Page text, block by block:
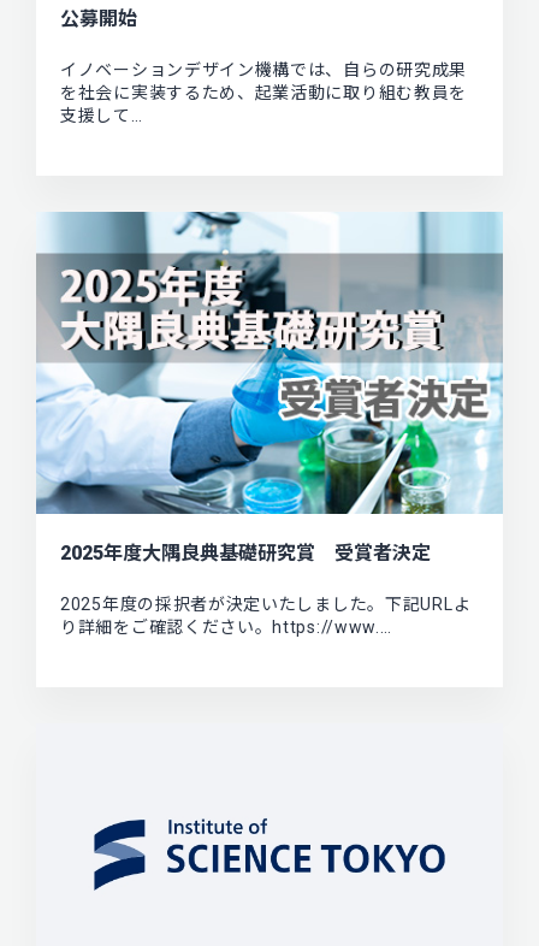
公募開始
イノベーションデザイン機構では、自らの研究成果
を社会に実装するため、起業活動に取り組む教員を
支援して…
2025年度大隅良典基礎研究賞 受賞者決定
2025年度の採択者が決定いたしました。下記URLよ
り詳細をご確認ください。https://www.…